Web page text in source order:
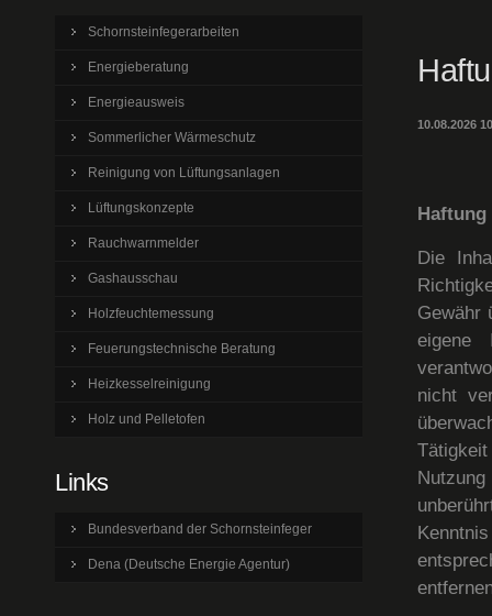
10.08.2026
Die
Gewähr
eigene
nicht
Schornsteinfegerarbeiten
Energieberatung
Energieausweis
Sommerlicher Wärmeschutz
Reinigung von Lüftungsanlagen
Lüftungskonzepte
Rauchwarnmelder
Gashausschau
Holzfeuchtemessung
Feuerungstechnische Beratung
Heizkesselreinigung
Holz und Pelletofen
Links
Bundesverband der Schornsteinfeger
Dena (Deutsche Energie Agentur)